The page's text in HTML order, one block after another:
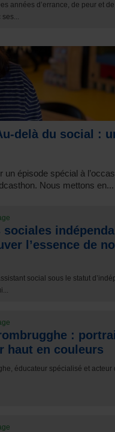
années d’errance, de peur et
ses...
delà du social :
épisode spécial à
Nous mettons en...
l’essence de
social sous le statut
:
haut en couleurs
éducateur spécialisé et acteur